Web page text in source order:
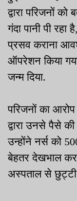
द्वारा परिजनों को
गंदा पानी पी
प्रसव कराना
ऑपरेशन किया
जन्म दिया.
परिजनों का
द्वारा उनसे पैसे
उन्होंने नर्स को
बेहतर देखभाल
अस्पताल से